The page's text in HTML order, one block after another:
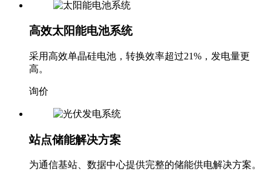
高效太阳能电池系统
采用高效单晶硅电池，转换效率超过21%，发电量更
高。
询价
站点储能解决方案
为通信基站、数据中心提供完整的储能供电解决方案。